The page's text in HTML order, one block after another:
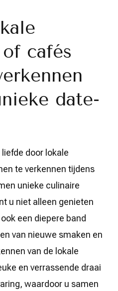
cafés
date-
door lokale
te verkennen tijdens
unieke culinaire
u niet alleen genieten
een diepere band
van nieuwe smaken en
van de lokale
en verrassende draai
waardoor u samen